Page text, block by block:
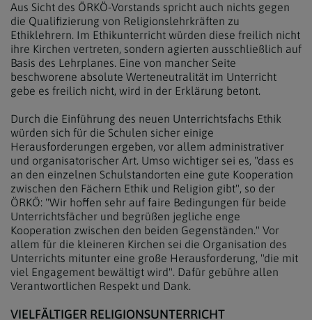
Aus Sicht des ÖRKÖ-Vorstands spricht auch nichts gegen
die Qualifizierung von Religionslehrkräften zu
Ethiklehrern. Im Ethikunterricht würden diese freilich nicht
ihre Kirchen vertreten, sondern agierten ausschließlich auf
Basis des Lehrplanes. Eine von mancher Seite
beschworene absolute Werteneutralität im Unterricht
gebe es freilich nicht, wird in der Erklärung betont.
Durch die Einführung des neuen Unterrichtsfachs Ethik
würden sich für die Schulen sicher einige
Herausforderungen ergeben, vor allem administrativer
und organisatorischer Art. Umso wichtiger sei es, "dass es
an den einzelnen Schulstandorten eine gute Kooperation
zwischen den Fächern Ethik und Religion gibt", so der
ÖRKÖ: "Wir hoffen sehr auf faire Bedingungen für beide
Unterrichtsfächer und begrüßen jegliche enge
Kooperation zwischen den beiden Gegenständen." Vor
allem für die kleineren Kirchen sei die Organisation des
Unterrichts mitunter eine große Herausforderung, "die mit
viel Engagement bewältigt wird". Dafür gebühre allen
Verantwortlichen Respekt und Dank.
VIELFÄLTIGER RELIGIONSUNTERRICHT